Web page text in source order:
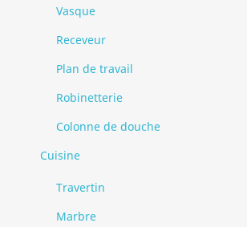
Vasque
Receveur
Plan de travail
Robinetterie
Colonne de douche
Cuisine
Travertin
Marbre